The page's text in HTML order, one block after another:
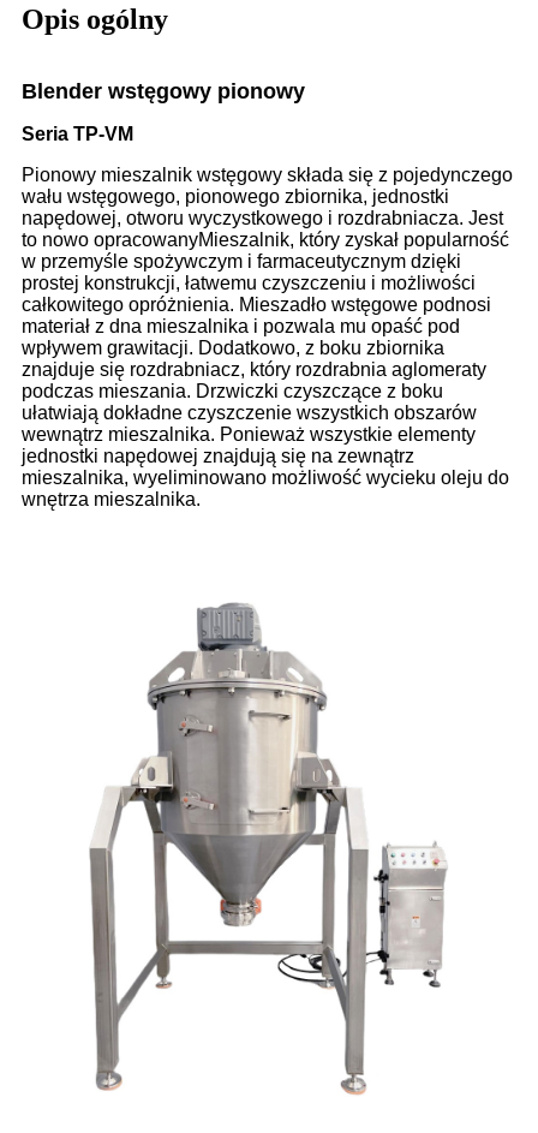
Opis ogólny
Blender wstęgowy pionowy
Seria TP-VM
Pionowy mieszalnik wstęgowy składa się z pojedynczego
wału wstęgowego, pionowego zbiornika, jednostki
napędowej, otworu wyczystkowego i rozdrabniacza. Jest
to nowo opracowanyMieszalnik, który zyskał popularność
w przemyśle spożywczym i farmaceutycznym dzięki
prostej konstrukcji, łatwemu czyszczeniu i możliwości
całkowitego opróżnienia. Mieszadło wstęgowe podnosi
materiał z dna mieszalnika i pozwala mu opaść pod
wpływem grawitacji. Dodatkowo, z boku zbiornika
znajduje się rozdrabniacz, który rozdrabnia aglomeraty
podczas mieszania. Drzwiczki czyszczące z boku
ułatwiają dokładne czyszczenie wszystkich obszarów
wewnątrz mieszalnika. Ponieważ wszystkie elementy
jednostki napędowej znajdują się na zewnątrz
mieszalnika, wyeliminowano możliwość wycieku oleju do
wnętrza mieszalnika.